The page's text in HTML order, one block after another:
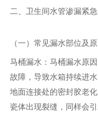
二、卫生间水管渗漏紧
（一）常见漏水部位及原
马桶漏水：马桶漏水原
故障，导致水箱持续进
地面连接处的密封胶老
瓷体出现裂缝，同样会引